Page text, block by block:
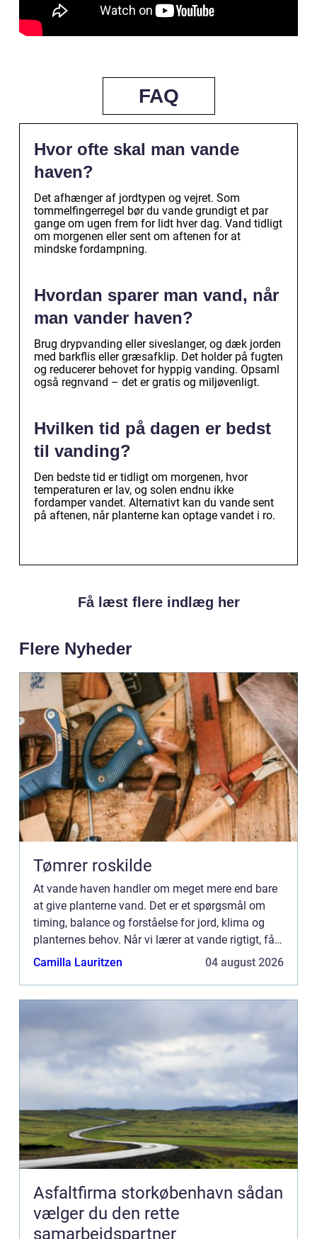
FAQ
Hvor ofte skal man vande
haven?
Det afhænger af jordtypen og vejret. Som
tommelfingerregel bør du vande grundigt et par
gange om ugen frem for lidt hver dag. Vand tidligt
om morgenen eller sent om aftenen for at
mindske fordampning.
Hvordan sparer man vand, når
man vander haven?
Brug drypvanding eller siveslanger, og dæk jorden
med barkflis eller græsafklip. Det holder på fugten
og reducerer behovet for hyppig vanding. Opsaml
også regnvand – det er gratis og miljøvenligt.
Hvilken tid på dagen er bedst
til vanding?
Den bedste tid er tidligt om morgenen, hvor
temperaturen er lav, og solen endnu ikke
fordamper vandet. Alternativt kan du vande sent
på aftenen, når planterne kan optage vandet i ro.
Få læst flere indlæg her
Flere Nyheder
Tømrer roskilde
At vande haven handler om meget mere end bare
at give planterne vand. Det er et spørgsmål om
timing, balance og forståelse for jord, klima og
planternes behov. Når vi lærer at vande rigtigt, får
vi ikke bare sunde...
Camilla Lauritzen 04 august 2026
Asfaltfirma storkøbenhavn sådan
vælger du den rette
samarbejdspartner